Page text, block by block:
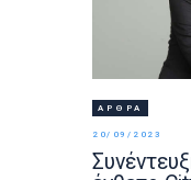
ΆΡΘΡΑ
20/09/2023